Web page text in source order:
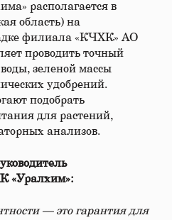
располагается в
область) на
филиала «КЧХК» АО
проводить точный
зеленой массы
удобрений.
подобрать
для растений,
анализов.
«Уралхим»:
— это гарантия для